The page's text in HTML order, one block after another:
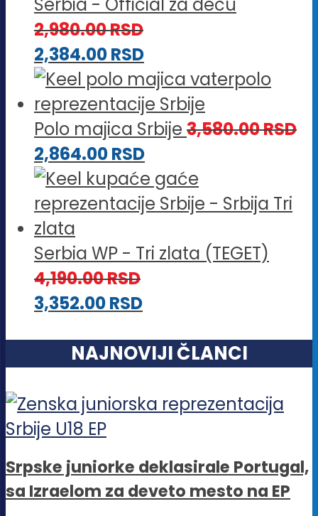
2,980.00RSD
2,384.00RSD
Polo majica Srbije 3,580.00RSD
2,864.00RSD
Serbia WP - Tri zlata (TEGET)
4,190.00RSD
3,352.00RSD
NAJNOVIJI ČLANCI
Srpske juniorke deklasirale Portugal,
sa Izraelom za deveto mesto na EP